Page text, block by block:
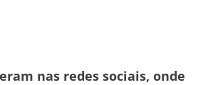
nas redes sociais, onde